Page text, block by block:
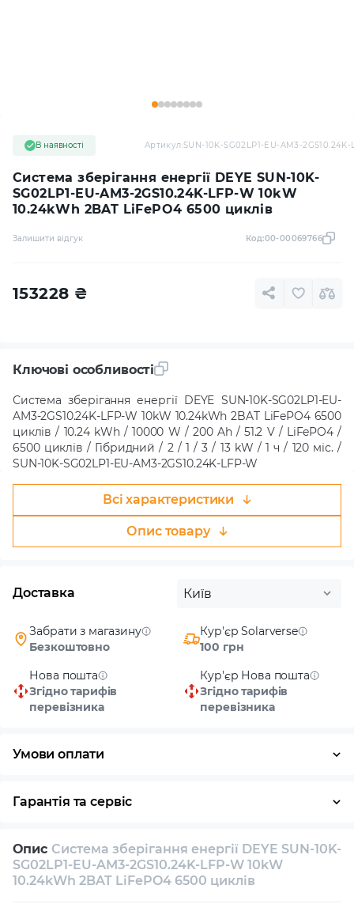
Система зберігання енергії DEYE SUN-10K-
SG02LP1-EU-AM3-2GS10.24K-LFP-W 10kW
10.24kWh 2BAT LiFePO4 6500 циклів
В наявності Артикул:SUN-10K-SG02LP1-EU-AM3-2GS10.24K-
Залишити відгук Код:00-00069766
153228 ₴
Ключові особливості
Система зберігання енергії DEYE SUN-10K-SG02LP1-EU-
AM3-2GS10.24K-LFP-W 10kW 10.24kWh 2BAT LiFePO4 6500
циклів / 10.24 kWh / 10000 W / 200 Ah / 51.2 V / LiFePO4 /
6500 циклів / Гібридний / 2 / 1 / 3 / 13 kW / 1 ч / 120 міс. /
SUN-10K-SG02LP1-EU-AM3-2GS10.24K-LFP-W
Всі характеристики
Опис товару
Доставка Київ
Забрати з магазину
Безкоштовно
Кур'єр Solarverse
100 грн
Нова пошта
Згідно тарифів
перевізника
Кур'єр Нова пошта
Згідно тарифів
перевізника
Умови оплати
Гарантія та сервіс
Власний сервісний центр Технічна підтримка
Консультація
Опис Система зберігання енергії DEYE SUN-10K-
SG02LP1-EU-AM3-2GS10.24K-LFP-W 10kW
10.24kWh 2BAT LiFePO4 6500 циклів